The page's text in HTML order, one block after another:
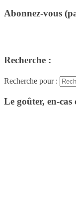
Abonnez-vous
Recherche :
Recherche pour :
Le goûter, en-